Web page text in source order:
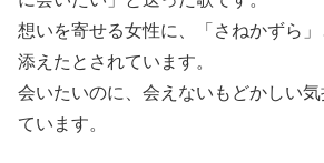
想いを寄せる女性に、「さねかずら
添えたとされています。
会いたいのに、会えないもどかしい
ています。